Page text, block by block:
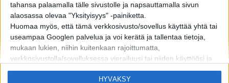
tahansa palaamalla tälle sivustolle ja napsauttamalla sivun
alaosassa olevaa "Yksityisyys" -painiketta.
Huomaa myös, että tämä verkkosivusto/sovellus käyttää yhtä tai
useampaa Googlen palvelua ja voi kerätä ja tallentaa tietoja,
mukaan lukien, niihin kuitenkaan rajoittumatta,
verkkosivustolla/sovelluksessa vierailuusi tai niiden käyttöösi ja
niissä harjoittamaasi toimintaan/käyttäytymiseen liittyviä tietoja.
Alla olevassa Googlen suostumusosiossa voit antaa tai kieltää
HYVÄKSY
HALUATKO MAINOSTAJAKSI LISTAFRIIKKIIN?